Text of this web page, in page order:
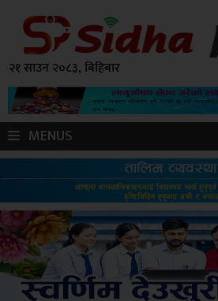
२१ साउन २०८३, बिहिबार
MENUS